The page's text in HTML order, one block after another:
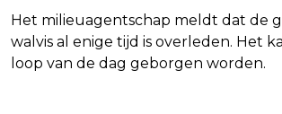
Het milieuagentschap meldt dat de
walvis al enige tijd is overleden. Het
loop van de dag geborgen worden.